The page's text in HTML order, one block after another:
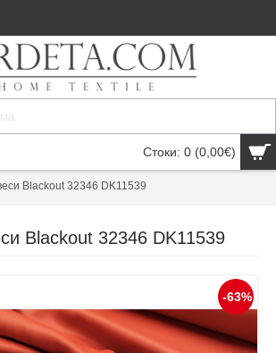
Стоки: 0 (0,00€)
Blackout 32346 DK11539
Blackout 32346 DK11539
-63%